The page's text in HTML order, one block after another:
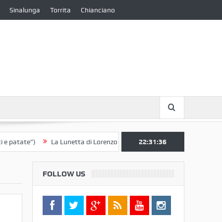
Sinalunga Torrita Chianciano
La Lunetta di Lorenzo Berrettini lascia il Convento di S. Chiara
22:31:37
FOLLOW US